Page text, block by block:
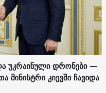
უკრაინული დრონები —
მინისტრი კიევში ჩავიდა